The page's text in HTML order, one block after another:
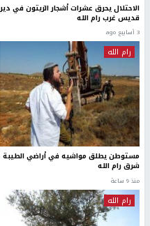
الاحتلال يحرق عشرات أشجار الزيتون في دير
قديس غرب رام الله
3 أسابيع ago
رام الله
مستوطن يطلق مواشيه في أراضي الطيبة
شرق رام الله
منذ 9 ساعة
رام الله